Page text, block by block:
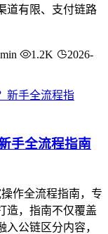
道有限、支付链路
1.2K
2026-
手全流程指南
作全流程指南，专
造，指南不仅覆盖
公链区分内容，